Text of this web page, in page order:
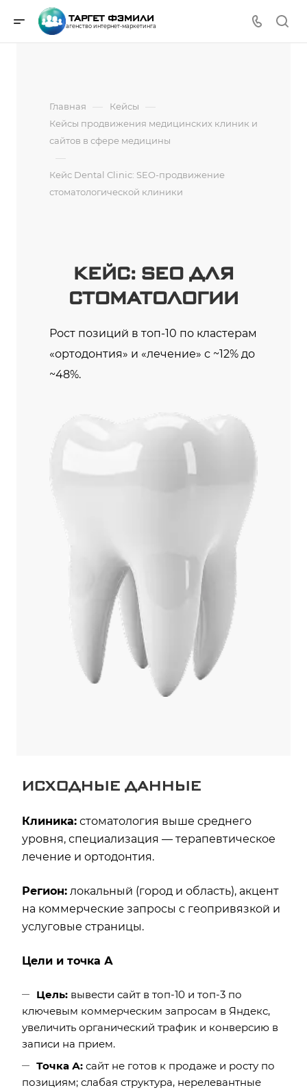
ТАРГЕТ ФЭМИЛИ
агенство интернет-маркетинга
Главная — Кейсы —
Кейсы продвижения медицинских клиник и
сайтов в сфере медицины
—
Кейс Dental Clinic: SEO-продвижение
стоматологической клиники
КЕЙС: SEO ДЛЯ
СТОМАТОЛОГИИ
Рост позиций в топ-10 по кластерам
«ортодонтия» и «лечение» с ~12% до
~48%.
ИСХОДНЫЕ ДАННЫЕ
Клиника: стоматология выше среднего
уровня, специализация — терапевтическое
лечение и ортодонтия.
Регион: локальный (город и область), акцент
на коммерческие запросы с геопривязкой и
услуговые страницы.
Цели и точка А
Цель: вывести сайт в топ-10 и топ-3 по
ключевым коммерческим запросам в Яндекс,
увеличить органический трафик и конверсию в
записи на прием.
Точка А: сайт не готов к продаже и росту по
позициям; слабая структура, нерелевантные